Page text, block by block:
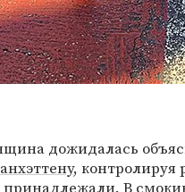
дожидалась
, контролируя